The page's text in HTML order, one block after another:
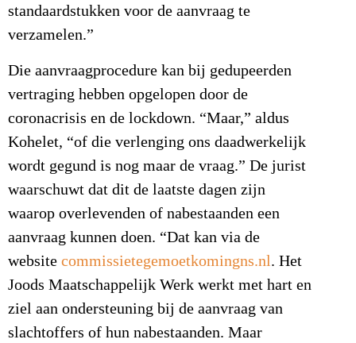
standaardstukken voor de aanvraag te
verzamelen.”
Die aanvraagprocedure kan bij gedupeerden
vertraging hebben opgelopen door de
coronacrisis en de lockdown. “Maar,” aldus
Kohelet, “of die verlenging ons daadwerkelijk
wordt gegund is nog maar de vraag.” De jurist
waarschuwt dat dit de laatste dagen zijn
waarop overlevenden of nabestaanden een
aanvraag kunnen doen. “Dat kan via de
website commissietegemoetkomingns.nl. Het
Joods Maatschappelijk Werk werkt met hart en
ziel aan ondersteuning bij de aanvraag van
slachtoffers of hun nabestaanden. Maar